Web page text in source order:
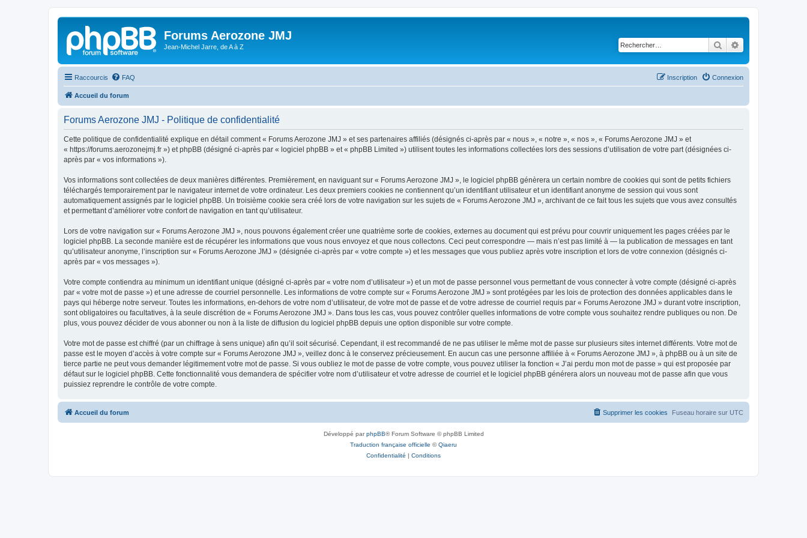
Forums Aerozone JMJ
Jean-Michel Jarre, de A à Z Rechercher
Raccourcis FAQ Connexion
Inscription
Accueil du forum
Forums Aerozone JMJ - Politique de confidentialité
Cette politique de confidentialité explique en détail comment « Forums Aerozone JMJ » et ses partenaires affiliés (désignés ci-après par « nous », « notre », « nos », « Forums Aerozone JMJ » et
« https://forums.aerozonejmj.fr ») et phpBB (désigné ci-après par « logiciel phpBB » et « phpBB Limited ») utilisent toutes les informations collectées lors des sessions d’utilisation de votre part (désignées ci-
après par « vos informations »).
Vos informations sont collectées de deux manières différentes. Premièrement, en naviguant sur « Forums Aerozone JMJ », le logiciel phpBB génèrera un certain nombre de cookies qui sont de petits fichiers
téléchargés temporairement par le navigateur internet de votre ordinateur. Les deux premiers cookies ne contiennent qu’un identifiant utilisateur et un identifiant anonyme de session qui vous sont
automatiquement assignés par le logiciel phpBB. Un troisième cookie sera créé lors de votre navigation sur les sujets de « Forums Aerozone JMJ », archivant de ce fait tous les sujets que vous avez consultés
et permettant d’améliorer votre confort de navigation en tant qu’utilisateur.
Lors de votre navigation sur « Forums Aerozone JMJ », nous pouvons également créer une quatrième sorte de cookies, externes au document qui est prévu pour couvrir uniquement les pages créées par le
logiciel phpBB. La seconde manière est de récupérer les informations que vous nous envoyez et que nous collectons. Ceci peut correspondre — mais n’est pas limité à — la publication de messages en tant
qu’utilisateur anonyme, l’inscription sur « Forums Aerozone JMJ » (désignée ci-après par « votre compte ») et les messages que vous publiez après votre inscription et lors de votre connexion (désignés ci-
après par « vos messages »).
Votre compte contiendra au minimum un identifiant unique (désigné ci-après par « votre nom d’utilisateur ») et un mot de passe personnel vous permettant de vous connecter à votre compte (désigné ci-après
par « votre mot de passe ») et une adresse de courriel personnelle. Les informations de votre compte sur « Forums Aerozone JMJ » sont protégées par les lois de protection des données applicables dans le
pays qui héberge notre serveur. Toutes les informations, en-dehors de votre nom d’utilisateur, de votre mot de passe et de votre adresse de courriel requis par « Forums Aerozone JMJ » durant votre inscription,
sont obligatoires ou facultatives, à la seule discrétion de « Forums Aerozone JMJ ». Dans tous les cas, vous pouvez contrôler quelles informations de votre compte vous souhaitez rendre publiques ou non. De
plus, vous pouvez décider de vous abonner ou non à la liste de diffusion du logiciel phpBB depuis une option disponible sur votre compte.
Votre mot de passe est chiffré (par un chiffrage à sens unique) afin qu’il soit sécurisé. Cependant, il est recommandé de ne pas utiliser le même mot de passe sur plusieurs sites internet différents. Votre mot de
passe est le moyen d’accès à votre compte sur « Forums Aerozone JMJ », veillez donc à le conservez précieusement. En aucun cas une personne affiliée à « Forums Aerozone JMJ », à phpBB ou à un site de
tierce partie ne peut vous demander légitimement votre mot de passe. Si vous oubliez le mot de passe de votre compte, vous pouvez utiliser la fonction « J’ai perdu mon mot de passe » qui est proposée par
défaut sur le logiciel phpBB. Cette fonctionnalité vous demandera de spécifier votre nom d’utilisateur et votre adresse de courriel et le logiciel phpBB générera alors un nouveau mot de passe afin que vous
puissiez reprendre le contrôle de votre compte.
Accueil du forum Fuseau horaire sur UTC
Supprimer les cookies
Développé parphpBB® Forum Software © phpBB Limited
Traduction française officielle ©Qiaeru
Confidentialité | Conditions